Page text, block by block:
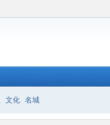
文化 名城